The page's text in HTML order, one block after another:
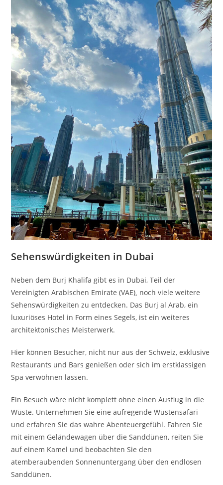
Sehenswürdigkeiten in Dubai
Neben dem Burj Khalifa gibt es in Dubai, Teil der
Vereinigten Arabischen Emirate (VAE) noch viele weitere
Sehenswürdigkeiten zu entdecken. Das Burj al Arab, ein
luxuriöses Hotel in Form eines Segels, ist ein weiteres
architektonisches Meisterwerk.
Hier können Besucher, nicht nur aus der Schweiz, exklusive
Restaurants und Bars genießen oder sich im erstklassigen
Spa verwöhnen lassen.
Ein Besuch wäre nicht komplett ohne einen Ausflug in die
Wüste. Unternehmen Sie eine aufregende Wüstensafari
und erfahren Sie das wahre Abenteuergefühl. Fahren Sie
mit einem Geländewagen über die Sanddünen, reiten Sie
auf einem Kamel und beobachten Sie den
atemberaubenden Sonnenuntergang über den endlosen
Sanddünen.